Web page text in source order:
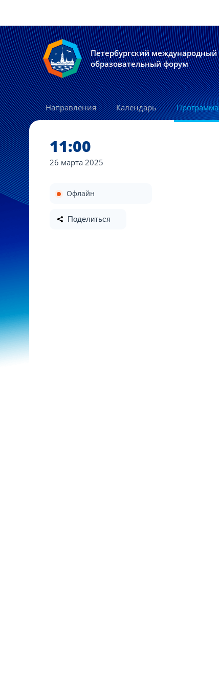
Петербургский международный
образовательный форум
Направления Календарь Программа
11:00
26 марта 2025
Офлайн
Поделиться